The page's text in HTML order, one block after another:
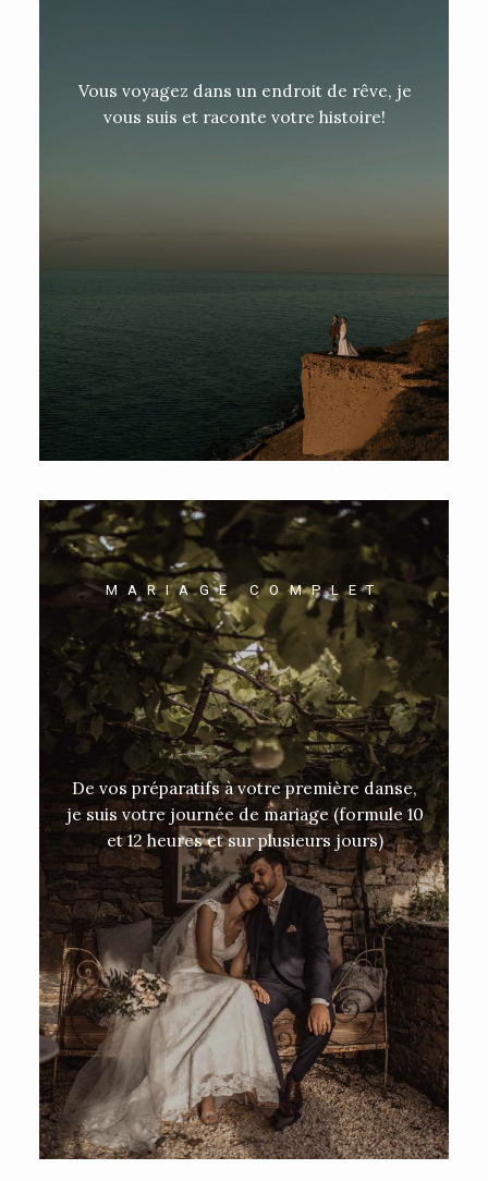
De vos préparatifs à votre première danse,
je suis votre journée de mariage (formule 10
et 12 heures et sur plusieurs jours)
MARIAGE COMPLET
Vous voyagez dans un endroit de rêve, je
vous suis et raconte votre histoire!